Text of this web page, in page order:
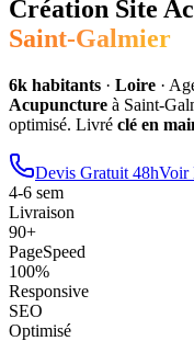
Création Site
Saint-Galmier
6k habitants · Loire ·
Acupuncture à Saint-
optimisé. Livré clé en
Devis Gratuit 48hVoir
4-6 sem
Livraison
90+
PageSpeed
100%
Responsive
SEO
Optimisé